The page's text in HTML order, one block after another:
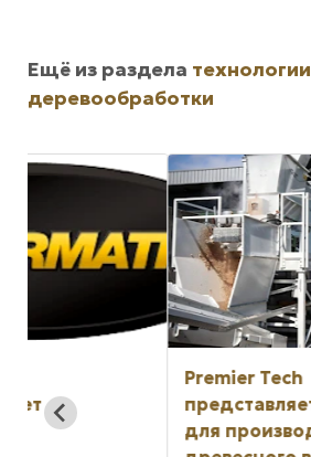
Ещё из раздела технологии
деревообработки
представляет машину
для производства